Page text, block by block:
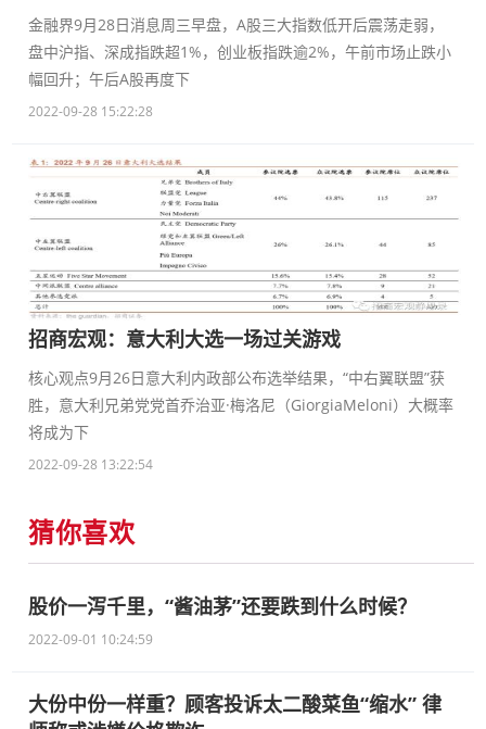
金融界9月28日消息周三早盘，A股三大指数低开后震荡走弱，
盘中沪指、深成指跌超1%，创业板指跌逾2%，午前市场止跌小
幅回升；午后A股再度下
2022-09-28 15:22:28
招商宏观：意大利大选一场过关游戏
核心观点9月26日意大利内政部公布选举结果，“中右翼联盟”获
胜，意大利兄弟党党首乔治亚·梅洛尼（GiorgiaMeloni）大概率
将成为下
2022-09-28 13:22:54
猜你喜欢
股价一泻千里，“酱油茅”还要跌到什么时候？
2022-09-01 10:24:59
大份中份一样重？顾客投诉太二酸菜鱼“缩水” 律